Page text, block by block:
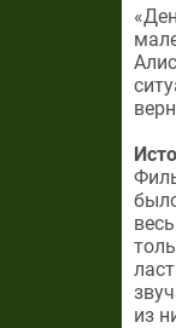
из